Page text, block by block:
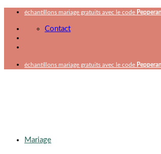
Passer
contenu
échantillons mariage gratuits avec le code
Contact
échantillons mariage gratuits avec le code
Mariage